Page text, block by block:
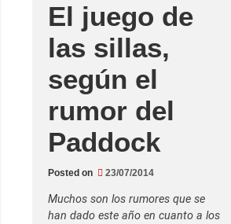
El juego de
las sillas,
según el
rumor del
Paddock
Posted on 23/07/2014
Muchos son los rumores que se
han dado este año en cuanto a los